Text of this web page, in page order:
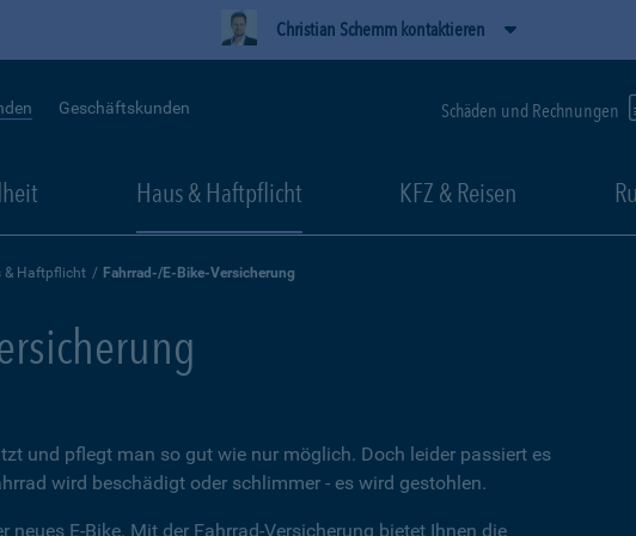
Christian Schemm kontaktieren
Geschäftskunden Schäden und Rechnungen
Haus & Haftpflicht KFZ & Reisen
& Haftpflicht Fahrrad-/E-Bike-Versicherung
und pflegt man so gut wie nur möglich. Doch leider passiert es
wird beschädigt oder schlimmer - es wird gestohlen.
neues E-Bike. Mit der Fahrrad-Versicherung bietet Ihnen die